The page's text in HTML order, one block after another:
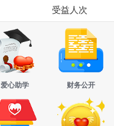
受益人次
爱心助学 财务公开